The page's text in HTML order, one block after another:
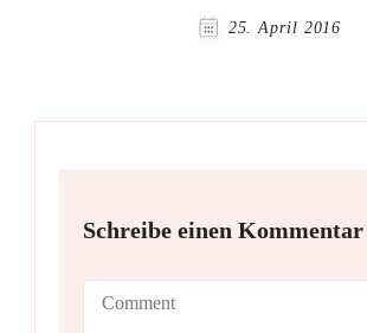
25. April 2016
Schreibe einen Kommentar